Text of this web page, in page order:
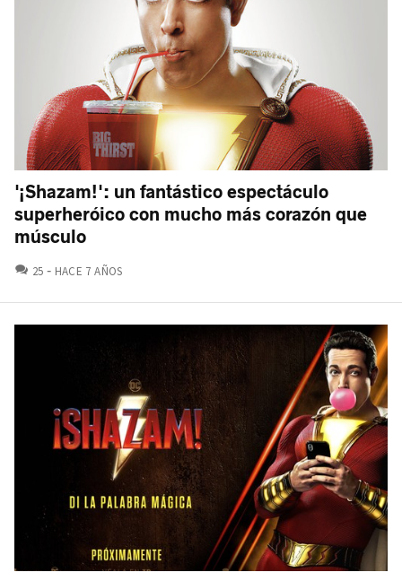
'¡Shazam!': un fantástico espectáculo
superheróico con mucho más corazón que
músculo
25 COMENTARIOS
HACE 7 AÑOS